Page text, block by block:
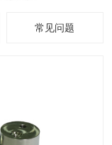
常见问题